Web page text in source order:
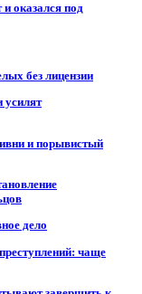
оказался под
без лицензии
усилят
и порывистый
дело
чаще